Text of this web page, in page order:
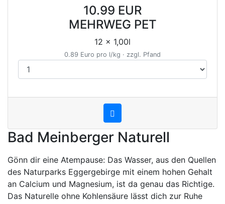
10.99 EUR
MEHRWEG PET
12 x 1,00l
0.89 Euro pro l/kg · zzgl. Pfand
Bad Meinberger Naturell
Gönn dir eine Atempause: Das Wasser, aus den Quellen
des Naturparks Eggergebirge mit einem hohen Gehalt
an Calcium und Magnesium, ist da genau das Richtige.
Das Naturelle ohne Kohlensäure lässt dich zur Ruhe